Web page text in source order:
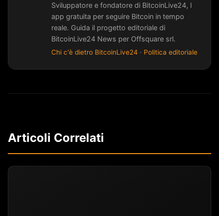
Sviluppatore e fondatore di BitcoinLive24, l
app gratuita per seguire Bitcoin in tempo
reale. Guida il progetto editoriale di
BitcoinLive24 News per Offsquare srl.
Chi c'è dietro BitcoinLive24 · Politica editoriale
Articoli Correlati